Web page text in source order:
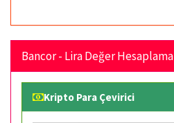
Bancor - Lira Değer Hesaplama
Kripto Para Çevirici